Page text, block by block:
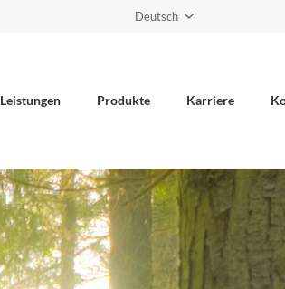
Deutsch
Leistungen Produkte Karriere